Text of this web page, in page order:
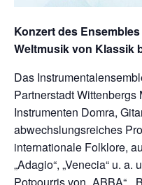
Konzert des
Weltmusik von Klassik
Das
Partnerstadt
Instrumenten Domra,
abwechslungsreiches
internationale Folklore,
„Adagio“, „Venecia“ u.